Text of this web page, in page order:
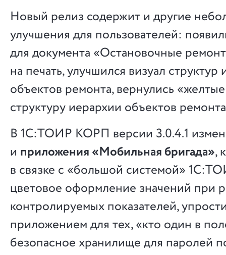
Новый релиз содержит и другие
улучшения для пользователей:
для документа «Остановочные
на печать, улучшился визуал структур
объектов ремонта, вернулись
структуру иерархии объектов
В 1С:ТОИР КОРП версии 3.0.4.1
и приложения «Мобильная бригада»,
в связке с «большой системой»
цветовое оформление значений при
контролируемых показателей,
приложением для тех, «кто один в
безопасное хранилище для паролей